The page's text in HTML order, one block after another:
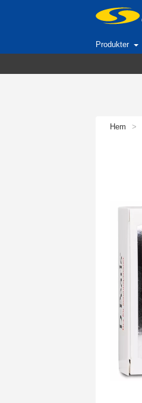
Produkter
Hem >